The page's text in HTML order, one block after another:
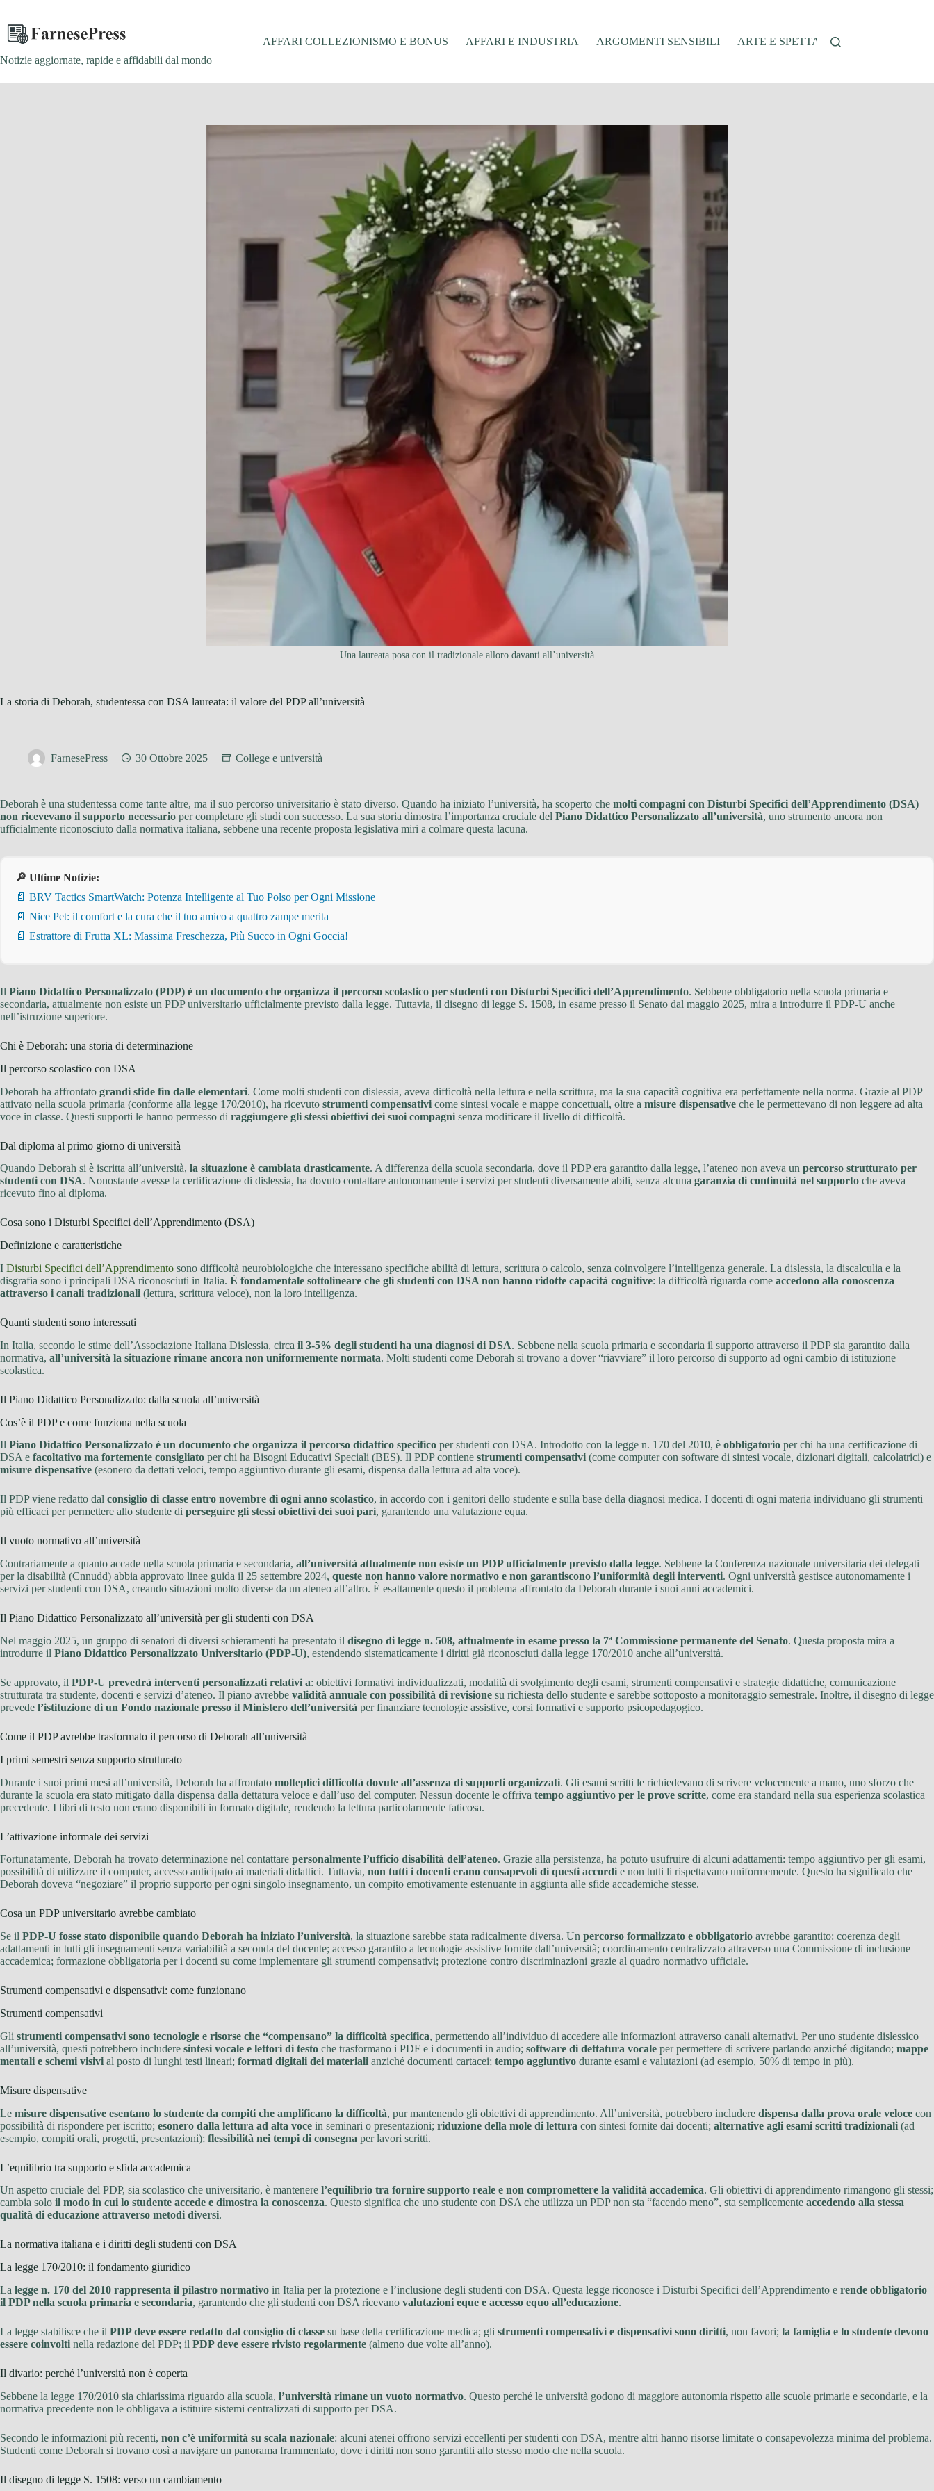
contenuto
Notizie aggiornate, rapide e affidabili dal mondo
AFFARI COLLEZIONISMO E BONUS AFFARI E INDUSTRIA ARGOMENTI SENSIBILI ARTE E SPETTACOLO
Una laureata posa con il tradizionale alloro davanti all’università
La storia di Deborah, studentessa con DSA laureata: il valore del PDP all’università
FarnesePress 30 Ottobre 2025 College e università
Deborah è una studentessa come tante altre, ma il suo percorso universitario è stato diverso. Quando ha iniziato l’università, ha scoperto che molti compagni con Disturbi Specifici dell’Apprendimento (DSA)
non ricevevano il supporto necessario per completare gli studi con successo. La sua storia dimostra l’importanza cruciale del Piano Didattico Personalizzato all’università, uno strumento ancora non
ufficialmente riconosciuto dalla normativa italiana, sebbene una recente proposta legislativa miri a colmare questa lacuna.
🔎 Ultime Notizie:
📄 BRV Tactics SmartWatch: Potenza Intelligente al Tuo Polso per Ogni Missione
📄 Nice Pet: il comfort e la cura che il tuo amico a quattro zampe merita
📄 Estrattore di Frutta XL: Massima Freschezza, Più Succo in Ogni Goccia!
Il Piano Didattico Personalizzato (PDP) è un documento che organizza il percorso scolastico per studenti con Disturbi Specifici dell’Apprendimento. Sebbene obbligatorio nella scuola primaria e
secondaria, attualmente non esiste un PDP universitario ufficialmente previsto dalla legge. Tuttavia, il disegno di legge S. 1508, in esame presso il Senato dal maggio 2025, mira a introdurre il PDP-U anche
nell’istruzione superiore.
Chi è Deborah: una storia di determinazione
Il percorso scolastico con DSA
Deborah ha affrontato grandi sfide fin dalle elementari. Come molti studenti con dislessia, aveva difficoltà nella lettura e nella scrittura, ma la sua capacità cognitiva era perfettamente nella norma. Grazie al PDP
attivato nella scuola primaria (conforme alla legge 170/2010), ha ricevuto strumenti compensativi come sintesi vocale e mappe concettuali, oltre a misure dispensative che le permettevano di non leggere ad alta
voce in classe. Questi supporti le hanno permesso di raggiungere gli stessi obiettivi dei suoi compagni senza modificare il livello di difficoltà.
Dal diploma al primo giorno di università
Quando Deborah si è iscritta all’università, la situazione è cambiata drasticamente. A differenza della scuola secondaria, dove il PDP era garantito dalla legge, l’ateneo non aveva un percorso strutturato per
studenti con DSA. Nonostante avesse la certificazione di dislessia, ha dovuto contattare autonomamente i servizi per studenti diversamente abili, senza alcuna garanzia di continuità nel supporto che aveva
ricevuto fino al diploma.
Cosa sono i Disturbi Specifici dell’Apprendimento (DSA)
Definizione e caratteristiche
I Disturbi Specifici dell’Apprendimento sono difficoltà neurobiologiche che interessano specifiche abilità di lettura, scrittura o calcolo, senza coinvolgere l’intelligenza generale. La dislessia, la discalculia e la
disgrafia sono i principali DSA riconosciuti in Italia. È fondamentale sottolineare che gli studenti con DSA non hanno ridotte capacità cognitive: la difficoltà riguarda come accedono alla conoscenza
attraverso i canali tradizionali (lettura, scrittura veloce), non la loro intelligenza.
Quanti studenti sono interessati
In Italia, secondo le stime dell’Associazione Italiana Dislessia, circa il 3-5% degli studenti ha una diagnosi di DSA. Sebbene nella scuola primaria e secondaria il supporto attraverso il PDP sia garantito dalla
normativa, all’università la situazione rimane ancora non uniformemente normata. Molti studenti come Deborah si trovano a dover “riavviare” il loro percorso di supporto ad ogni cambio di istituzione
scolastica.
Il Piano Didattico Personalizzato: dalla scuola all’università
Cos’è il PDP e come funziona nella scuola
Il Piano Didattico Personalizzato è un documento che organizza il percorso didattico specifico per studenti con DSA. Introdotto con la legge n. 170 del 2010, è obbligatorio per chi ha una certificazione di
DSA e facoltativo ma fortemente consigliato per chi ha Bisogni Educativi Speciali (BES). Il PDP contiene strumenti compensativi (come computer con software di sintesi vocale, dizionari digitali, calcolatrici) e
misure dispensative (esonero da dettati veloci, tempo aggiuntivo durante gli esami, dispensa dalla lettura ad alta voce).
Il PDP viene redatto dal consiglio di classe entro novembre di ogni anno scolastico, in accordo con i genitori dello studente e sulla base della diagnosi medica. I docenti di ogni materia individuano gli strumenti
più efficaci per permettere allo studente di perseguire gli stessi obiettivi dei suoi pari, garantendo una valutazione equa.
Il vuoto normativo all’università
Contrariamente a quanto accade nella scuola primaria e secondaria, all’università attualmente non esiste un PDP ufficialmente previsto dalla legge. Sebbene la Conferenza nazionale universitaria dei delegati
per la disabilità (Cnnudd) abbia approvato linee guida il 25 settembre 2024, queste non hanno valore normativo e non garantiscono l’uniformità degli interventi. Ogni università gestisce autonomamente i
servizi per studenti con DSA, creando situazioni molto diverse da un ateneo all’altro. È esattamente questo il problema affrontato da Deborah durante i suoi anni accademici.
Il Piano Didattico Personalizzato all’università per gli studenti con DSA
Nel maggio 2025, un gruppo di senatori di diversi schieramenti ha presentato il disegno di legge n. 508, attualmente in esame presso la 7ª Commissione permanente del Senato. Questa proposta mira a
introdurre il Piano Didattico Personalizzato Universitario (PDP-U), estendendo sistematicamente i diritti già riconosciuti dalla legge 170/2010 anche all’università.
Se approvato, il PDP-U prevedrà interventi personalizzati relativi a: obiettivi formativi individualizzati, modalità di svolgimento degli esami, strumenti compensativi e strategie didattiche, comunicazione
strutturata tra studente, docenti e servizi d’ateneo. Il piano avrebbe validità annuale con possibilità di revisione su richiesta dello studente e sarebbe sottoposto a monitoraggio semestrale. Inoltre, il disegno di legge
prevede l’istituzione di un Fondo nazionale presso il Ministero dell’università per finanziare tecnologie assistive, corsi formativi e supporto psicopedagogico.
Come il PDP avrebbe trasformato il percorso di Deborah all’università
I primi semestri senza supporto strutturato
Durante i suoi primi mesi all’università, Deborah ha affrontato molteplici difficoltà dovute all’assenza di supporti organizzati. Gli esami scritti le richiedevano di scrivere velocemente a mano, uno sforzo che
durante la scuola era stato mitigato dalla dispensa dalla dettatura veloce e dall’uso del computer. Nessun docente le offriva tempo aggiuntivo per le prove scritte, come era standard nella sua esperienza scolastica
precedente. I libri di testo non erano disponibili in formato digitale, rendendo la lettura particolarmente faticosa.
L’attivazione informale dei servizi
Fortunatamente, Deborah ha trovato determinazione nel contattare personalmente l’ufficio disabilità dell’ateneo. Grazie alla persistenza, ha potuto usufruire di alcuni adattamenti: tempo aggiuntivo per gli esami,
possibilità di utilizzare il computer, accesso anticipato ai materiali didattici. Tuttavia, non tutti i docenti erano consapevoli di questi accordi e non tutti li rispettavano uniformemente. Questo ha significato che
Deborah doveva “negoziare” il proprio supporto per ogni singolo insegnamento, un compito emotivamente estenuante in aggiunta alle sfide accademiche stesse.
Cosa un PDP universitario avrebbe cambiato
Se il PDP-U fosse stato disponibile quando Deborah ha iniziato l’università, la situazione sarebbe stata radicalmente diversa. Un percorso formalizzato e obbligatorio avrebbe garantito: coerenza degli
adattamenti in tutti gli insegnamenti senza variabilità a seconda del docente; accesso garantito a tecnologie assistive fornite dall’università; coordinamento centralizzato attraverso una Commissione di inclusione
accademica; formazione obbligatoria per i docenti su come implementare gli strumenti compensativi; protezione contro discriminazioni grazie al quadro normativo ufficiale.
Strumenti compensativi e dispensativi: come funzionano
Strumenti compensativi
Gli strumenti compensativi sono tecnologie e risorse che “compensano” la difficoltà specifica, permettendo all’individuo di accedere alle informazioni attraverso canali alternativi. Per uno studente dislessico
all’università, questi potrebbero includere sintesi vocale e lettori di testo che trasformano i PDF e i documenti in audio; software di dettatura vocale per permettere di scrivere parlando anziché digitando; mappe
mentali e schemi visivi al posto di lunghi testi lineari; formati digitali dei materiali anziché documenti cartacei; tempo aggiuntivo durante esami e valutazioni (ad esempio, 50% di tempo in più).
Misure dispensative
Le misure dispensative esentano lo studente da compiti che amplificano la difficoltà, pur mantenendo gli obiettivi di apprendimento. All’università, potrebbero includere dispensa dalla prova orale veloce con
possibilità di rispondere per iscritto; esonero dalla lettura ad alta voce in seminari o presentazioni; riduzione della mole di lettura con sintesi fornite dai docenti; alternative agli esami scritti tradizionali (ad
esempio, compiti orali, progetti, presentazioni); flessibilità nei tempi di consegna per lavori scritti.
L’equilibrio tra supporto e sfida accademica
Un aspetto cruciale del PDP, sia scolastico che universitario, è mantenere l’equilibrio tra fornire supporto reale e non compromettere la validità accademica. Gli obiettivi di apprendimento rimangono gli stessi;
cambia solo il modo in cui lo studente accede e dimostra la conoscenza. Questo significa che uno studente con DSA che utilizza un PDP non sta “facendo meno”, sta semplicemente accedendo alla stessa
qualità di educazione attraverso metodi diversi.
La normativa italiana e i diritti degli studenti con DSA
La legge 170/2010: il fondamento giuridico
La legge n. 170 del 2010 rappresenta il pilastro normativo in Italia per la protezione e l’inclusione degli studenti con DSA. Questa legge riconosce i Disturbi Specifici dell’Apprendimento e rende obbligatorio
il PDP nella scuola primaria e secondaria, garantendo che gli studenti con DSA ricevano valutazioni eque e accesso equo all’educazione.
La legge stabilisce che il PDP deve essere redatto dal consiglio di classe su base della certificazione medica; gli strumenti compensativi e dispensativi sono diritti, non favori; la famiglia e lo studente devono
essere coinvolti nella redazione del PDP; il PDP deve essere rivisto regolarmente (almeno due volte all’anno).
Il divario: perché l’università non è coperta
Sebbene la legge 170/2010 sia chiarissima riguardo alla scuola, l’università rimane un vuoto normativo. Questo perché le università godono di maggiore autonomia rispetto alle scuole primarie e secondarie, e la
normativa precedente non le obbligava a istituire sistemi centralizzati di supporto per DSA.
Secondo le informazioni più recenti, non c’è uniformità su scala nazionale: alcuni atenei offrono servizi eccellenti per studenti con DSA, mentre altri hanno risorse limitate o consapevolezza minima del problema.
Studenti come Deborah si trovano così a navigare un panorama frammentato, dove i diritti non sono garantiti allo stesso modo che nella scuola.
Il disegno di legge S. 1508: verso un cambiamento